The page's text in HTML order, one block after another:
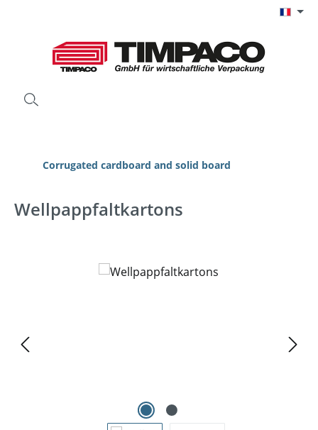
Corrugated cardboard and solid board
Wellpappfaltkartons
Ignorer la galerie d'images